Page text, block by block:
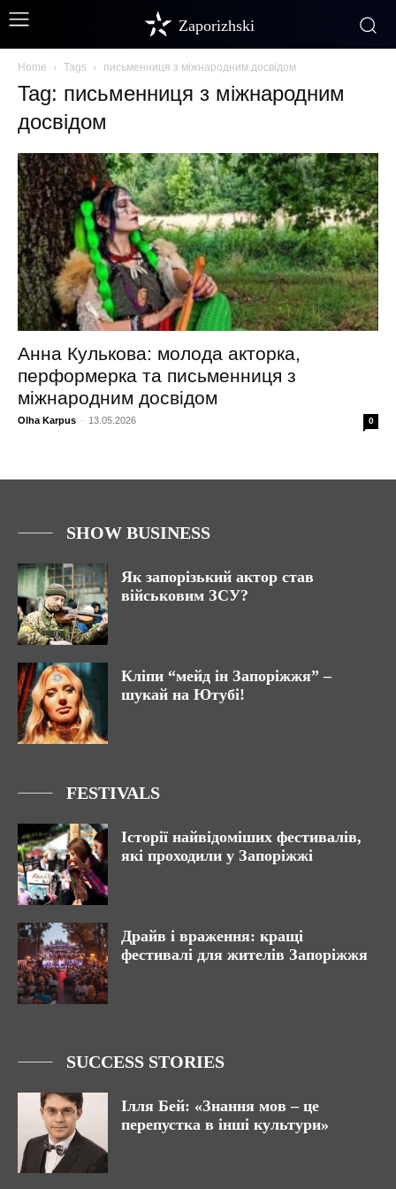
Zaporizhski
Home Tags письменниця з міжнародним досвідом
Tag: письменниця з міжнародним
досвідом
Анна Кулькова: молода акторка,
перформерка та письменниця з
міжнародним досвідом
Olha Karpus - 13.05.2026 0
SHOW BUSINESS
Як запорізький актор став
військовим ЗСУ?
Кліпи “мейд ін Запоріжжя” –
шукай на Ютубі!
FESTIVALS
Історії найвідоміших фестивалів,
які проходили у Запоріжжі
Драйв і враження: кращі
фестивалі для жителів Запоріжжя
SUCCESS STORIES
Ілля Бей: «Знання мов – це
перепустка в інші культури»